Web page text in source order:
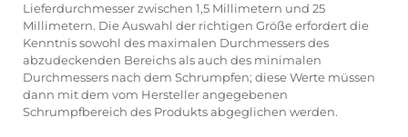
Lieferdurchmesser zwischen 1,5 Millimetern und 25
Millimetern. Die Auswahl der richtigen Größe erfordert die
Kenntnis sowohl des maximalen Durchmessers des
abzudeckenden Bereichs als auch des minimalen
Durchmessers nach dem Schrumpfen; diese Werte müssen
dann mit dem vom Hersteller angegebenen
Schrumpfbereich des Produkts abgeglichen werden.